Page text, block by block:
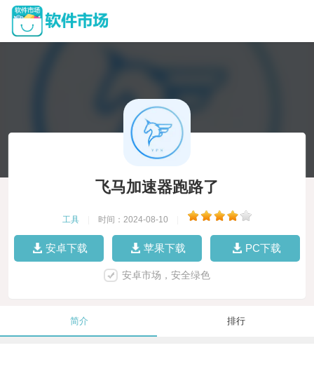
飞马加速器跑路了
工具 时间：2024-08-10
安卓下载 苹果下载 PC下载
安卓市场，安全绿色
简介 排行